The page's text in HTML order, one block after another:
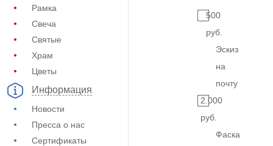
Рамка
Свеча
Святые
Храм
Цветы
Информация
Новости
Пресса о нас
Сертификаты
500
руб.
Эскиз
на
почту
2.000
руб.
Фаска